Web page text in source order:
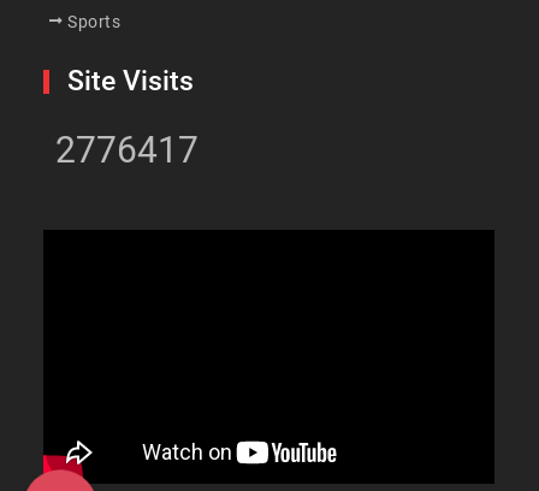
Sports
Site Visits
2776417